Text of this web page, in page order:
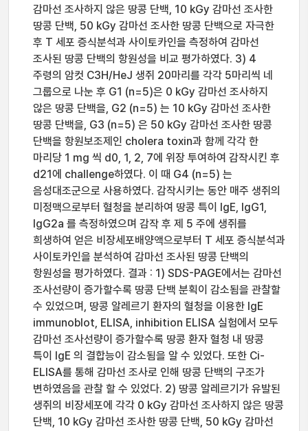
감마선 조사하지 않은 땅콩 단백, 10 kGy 감마선 조사한
땅콩 단백, 50 kGy 감마선 조사한 땅콩 단백으로 자극한
후 T 세포 증식분석과 사이토카인을 측정하여 감마선
조사된 땅콩 단백의 항원성을 비교 평가하였다. 3) 4
주령의 암컷 C3H/HeJ 생쥐 20마리를 각각 5마리씩 네
그룹으로 나눈 후 G1 (n=5)은 0 kGy 감마선 조사하지
않은 땅콩 단백을, G2 (n=5) 는 10 kGy 감마선 조사한
땅콩 단백을, G3 (n=5) 은 50 kGy 감마선 조사한 땅콩
단백을 항원보조제인 cholera toxin과 함께 각각 한
마리당 1 mg 씩 d0, 1, 2, 7에 위장 투여하여 감작시킨 후
d21에 challenge하였다. 이 때 G4 (n=5) 는
음성대조군으로 사용하였다. 감작시키는 동안 매주 생쥐의
미정맥으로부터 혈청을 분리하여 땅콩 특이 IgE, IgG1,
IgG2a 를 측정하였으며 감작 후 제 5 주에 생쥐를
희생하여 얻은 비장세포배양액으로부터 T 세포 증식분석과
사이토카인을 분석하여 감마선 조사된 땅콩 단백의
항원성을 평가하였다. 결과 : 1) SDS-PAGE에서는 감마선
조사선량이 증가할수록 땅콩 단백 분획이 감소됨을 관찰할
수 있었으며, 땅콩 알레르기 환자의 혈청을 이용한 IgE
immunoblot, ELISA, inhibition ELISA 실험에서 모두
감마선 조사선량이 증가할수록 땅콩 환자 혈청 내 땅콩
특이 IgE 의 결합능이 감소됨을 알 수 있었다. 또한 Ci-
ELISA를 통해 감마선 조사로 인해 땅콩 단백의 구조가
변하였음을 관찰 할 수 있었다. 2) 땅콩 알레르기가 유발된
생쥐의 비장세포에 각각 0 kGy 감마선 조사하지 않은 땅콩
단백, 10 kGy 감마선 조사한 땅콩 단백, 50 kGy 감마선